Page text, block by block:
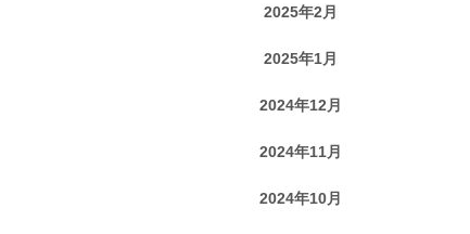
2025年2月
2025年1月
2024年12月
2024年11月
2024年10月